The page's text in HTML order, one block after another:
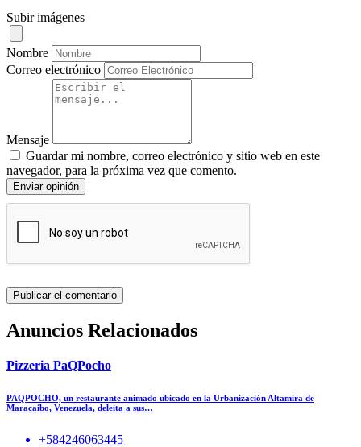
Subir imágenes
Nombre
Correo electrónico
Mensaje
Guardar mi nombre, correo electrónico y sitio web en este
navegador, para la próxima vez que comento.
Enviar opinión
Anuncios Relacionados
Pizzeria PaQPocho
PAQPOCHO, un restaurante animado ubicado en la Urbanización Altamira de
Maracaibo, Venezuela, deleita a sus…
+584246063445